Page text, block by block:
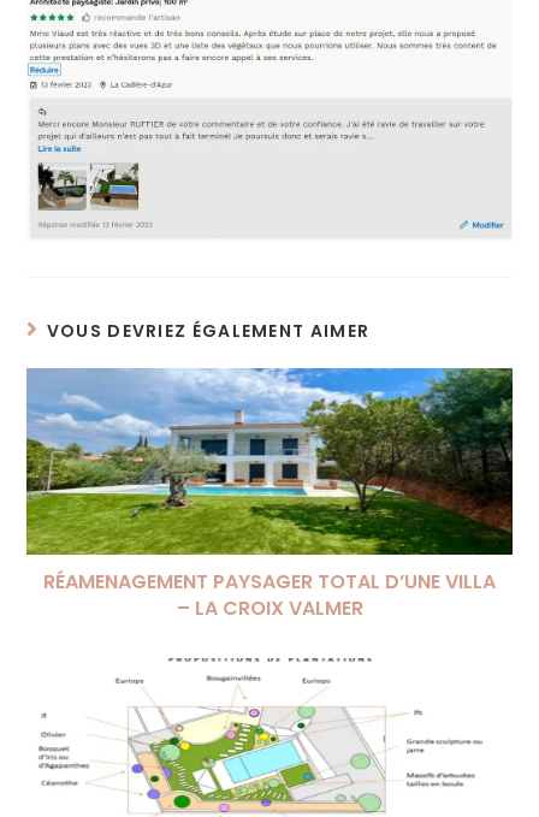
VOUS DEVRIEZ ÉGALEMENT AIMER
RÉAMENAGEMENT PAYSAGER TOTAL D’UNE VILLA
– LA CROIX VALMER